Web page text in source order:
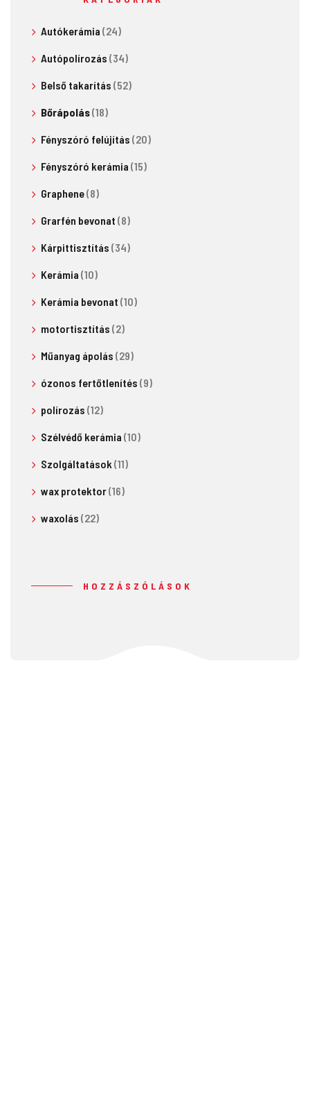
Autókerámia (24)
Autópolírozás (34)
Belső takarítás (52)
Bőrápolás(18)
Fényszóró felújítás (20)
Fényszóró kerámia (15)
Graphene(8)
Grarfén bevonat (8)
Kárpittisztítás (34)
Kerámia (10)
Kerámia bevonat (10)
motortisztítás (2)
Műanyag ápolás (29)
ózonos fertőtlenítés (9)
polírozás (12)
Szélvédő kerámia (10)
Szolgáltatások (11)
wax protektor(16)
waxolás (22)
HOZZÁSZÓLÁSOK